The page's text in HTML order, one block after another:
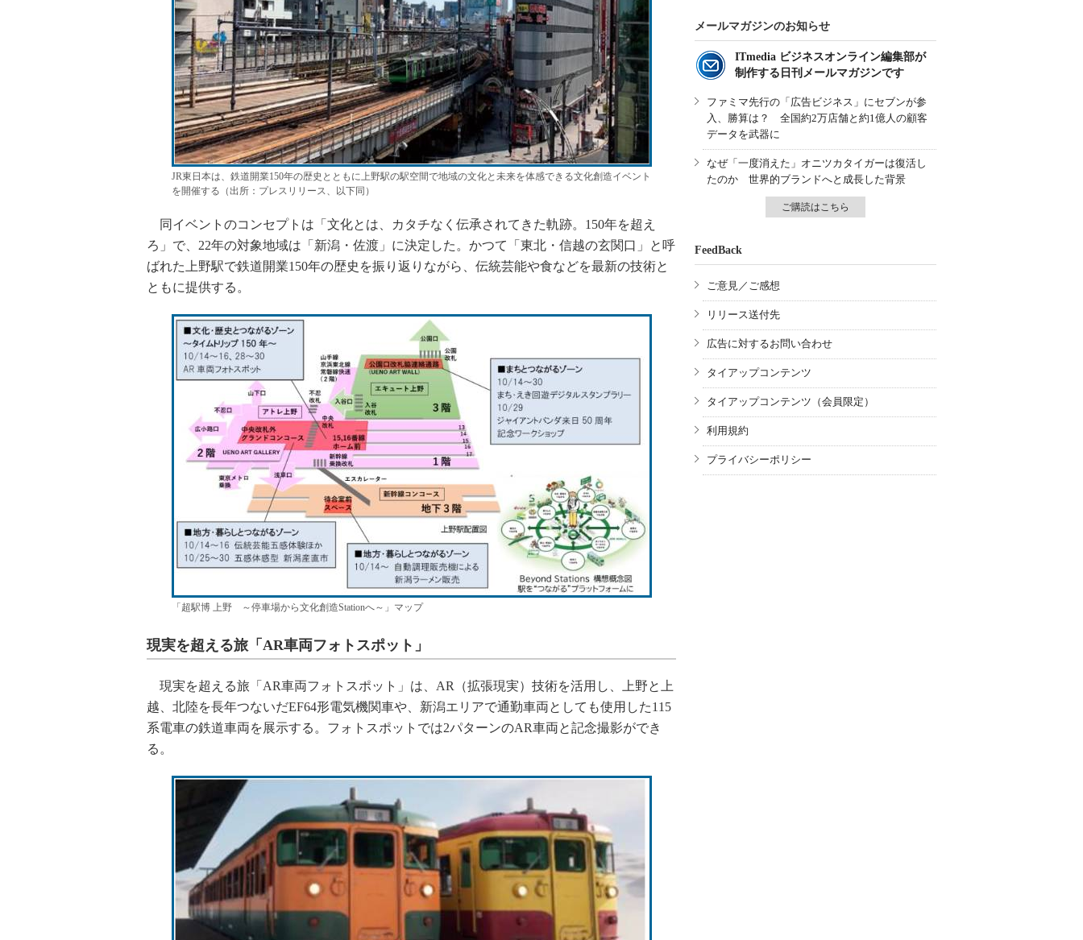
JR東日本は、鉄道開業150年の歴史とともに上野駅の駅空間で地域の文化と未来を体感できる文化創造イベント
を開催する（出所：プレスリリース、以下同）
同イベントのコンセプトは「文化とは、カタチなく伝承されてきた軌跡。150年を超え
ろ」で、22年の対象地域は「新潟・佐渡」に決定した。かつて「東北・信越の玄関口」と呼
ばれた上野駅で鉄道開業150年の歴史を振り返りながら、伝統芸能や食などを最新の技術と
ともに提供する。
「超駅博 上野 ～停車場から文化創造Stationへ～」マップ
現実を超える旅「AR車両フォトスポット」
現実を超える旅「AR車両フォトスポット」は、AR（拡張現実）技術を活用し、上野と上
越、北陸を長年つないだEF64形電気機関車や、新潟エリアで通勤車両としても使用した115
系電車の鉄道車両を展示する。フォトスポットでは2パターンのAR車両と記念撮影ができ
る。
メールマガジンのお知らせ
ITmedia ビジネスオンライン編集部が
制作する日刊メールマガジンです
ファミマ先行の「広告ビジネス」にセブンが参
入、勝算は？ 全国約2万店舗と約1億人の顧客
データを武器に
なぜ「一度消えた」オニツカタイガーは復活し
たのか 世界的ブランドへと成長した背景
ご購読はこちら
FeedBack
ご意見／ご感想
リリース送付先
広告に対するお問い合わせ
タイアップコンテンツ
タイアップコンテンツ（会員限定）
利用規約
プライバシーポリシー